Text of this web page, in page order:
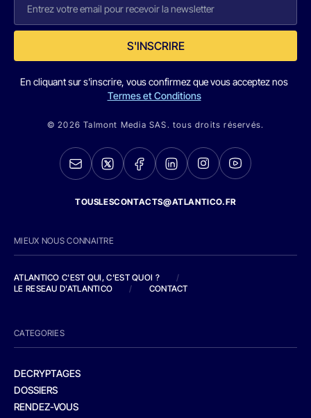
S'INSCRIRE
En cliquant sur s'inscrire, vous confirmez que vous acceptez nos
Termes et Conditions
© 2026 Talmont Media SAS. tous droits réservés.
TOUSLESCONTACTS@ATLANTICO.FR
MIEUX NOUS CONNAITRE
ATLANTICO C'EST QUI, C'EST QUOI ?
/
LE RESEAU D'ATLANTICO
/ CONTACT
CATEGORIES
DECRYPTAGES
DOSSIERS
RENDEZ-VOUS